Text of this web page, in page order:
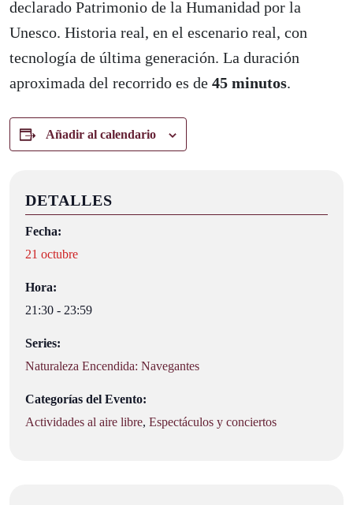
declarado Patrimonio de la Humanidad por la
Unesco. Historia real, en el escenario real, con
tecnología de última generación. La duración
aproximada del recorrido es de 45 minutos.
Añadir al calendario
DETALLES
Fecha:
21 octubre
Hora:
21:30 - 23:59
Series:
Naturaleza Encendida: Navegantes
Categorías del Evento:
Actividades al aire libre, Espectáculos y conciertos